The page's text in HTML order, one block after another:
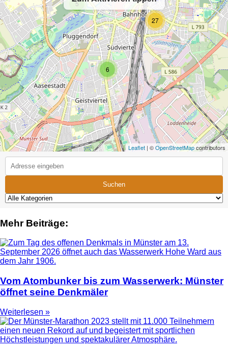
6
27
5
Leaflet | ©OpenStreetMapcontributors
Suchen
Mehr Beiträge:
Vom Atombunker bis zum Wasserwerk: Münster
öffnet seine Denkmäler
Weiterlesen »